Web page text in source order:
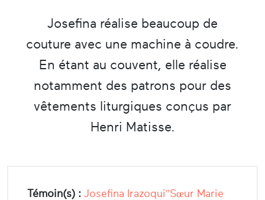
Josefina réalise beaucoup de
couture avec une machine à coudre.
En étant au couvent, elle réalise
notamment des patrons pour des
vêtements liturgiques conçus par
Henri Matisse.
Témoin(s) : Josefina Irazoqui"Sœur Marie